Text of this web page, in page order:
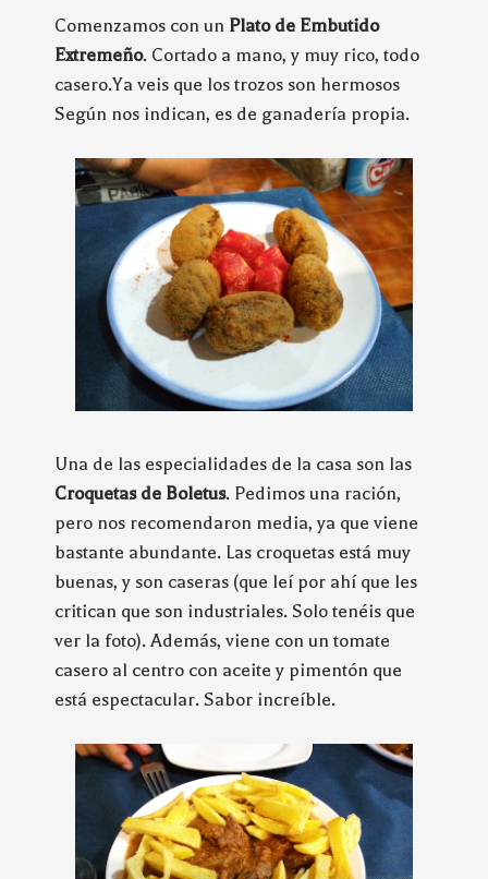
Comenzamos con un Plato de Embutido
Extremeño. Cortado a mano, y muy rico, todo
casero.Ya veis que los trozos son hermosos
Según nos indican, es de ganadería propia.
Una de las especialidades de la casa son las
Croquetas de Boletus. Pedimos una ración,
pero nos recomendaron media, ya que viene
bastante abundante. Las croquetas está muy
buenas, y son caseras (que leí por ahí que les
critican que son industriales. Solo tenéis que
ver la foto). Además, viene con un tomate
casero al centro con aceite y pimentón que
está espectacular. Sabor increíble.